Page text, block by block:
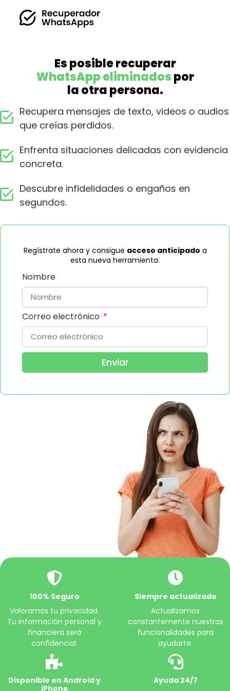
Es posible recuperar
WhatsApp eliminadospor
la otra persona.
Recupera mensajes de texto, videos o audios
que creías perdidos.
Enfrenta situaciones delicadas con evidencia
concreta.
Descubre infidelidades o engaños en
segundos.
Regístrate ahora y consigue acceso anticipado a
esta nueva herramienta.
Nombre
Correo electrónico
Enviar
100% Seguro
Valoramos tu privacidad.
Tu información personal y
financiera será
confidencial.
Siempre actualizado
Actualizamos
constantemente nuestras
funcionalidades para
ayudarte.
Disponible en Android y
iPhone
Ayuda 24/7